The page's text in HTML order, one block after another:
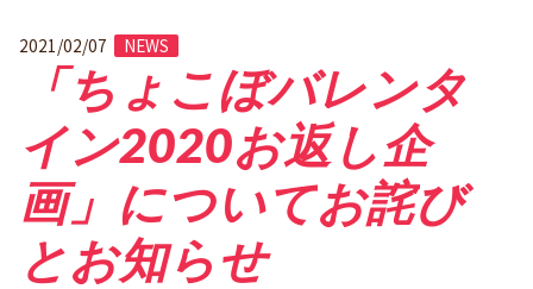
2021/02/07 NEWS
「ちょこぼバレンタ
イン2020お返し企
画」についてお詫び
とお知らせ